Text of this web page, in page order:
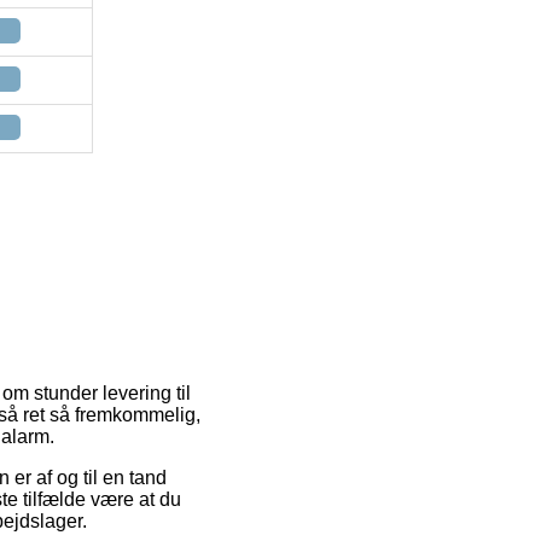
stunder levering til
ret så fremkommelig,
er af og til en tand
tilfælde være at du